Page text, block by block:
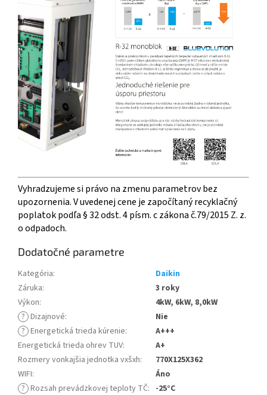
Vyhradzujeme si právo na zmenu parametrov bez
upozornenia. V uvedenej cene je započítaný recyklačný
poplatok podľa § 32 odst. 4 písm. c zákona č.79/2015 Z. z.
o odpadoch.
Dodatočné parametre
Kategória:
Daikin
Záruka:
3 roky
Výkon:
4kW, 6kW, 8,0kW
? Dizajnové:
Nie
? Energetická trieda kúrenie:
A+++
Energetická trieda ohrev TUV:
A+
Rozmery vonkajšia jednotka vxšxh:
770X125X362
WIFI:
Áno
? Rozsah prevádzkovej teploty TČ: -25°C